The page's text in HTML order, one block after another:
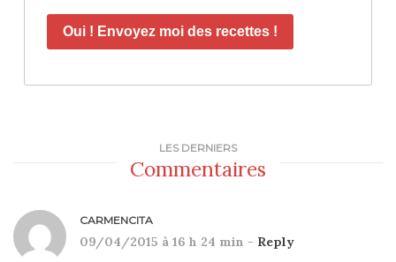
Oui ! Envoyez moi des recettes !
LES DERNIERS
Commentaires
CARMENCITA
09/04/2015 à 16 h 24 min - Reply